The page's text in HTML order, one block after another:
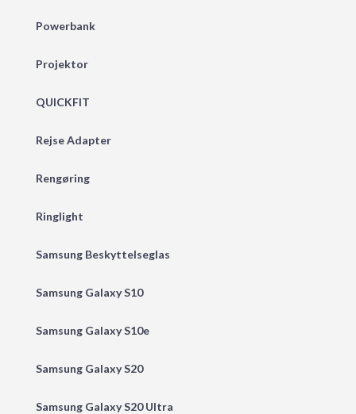
Powerbank
Projektor
QUICKFIT
Rejse Adapter
Rengøring
Ringlight
Samsung Beskyttelseglas
Samsung Galaxy S10
Samsung Galaxy S10e
Samsung Galaxy S20
Samsung Galaxy S20 Ultra